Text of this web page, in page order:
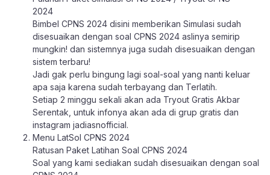
2024
Bimbel CPNS 2024 disini memberikan Simulasi sudah
disesuaikan dengan soal CPNS 2024 aslinya semirip
mungkin! dan sistemnya juga sudah disesuaikan dengan
sistem terbaru!
Jadi gak perlu bingung lagi soal-soal yang nanti keluar
apa saja karena sudah terbayang dan Terlatih.
Setiap 2 minggu sekali akan ada Tryout Gratis Akbar
Serentak, untuk infonya akan ada di grup gratis dan
instagram jadiasnofficial.
Menu LatSol CPNS 2024
Ratusan Paket Latihan Soal CPNS 2024
Soal yang kami sediakan sudah disesuaikan dengan soal